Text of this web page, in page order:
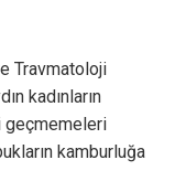
Travmatoloji
kadınların
geçmemeleri
kamburluğa